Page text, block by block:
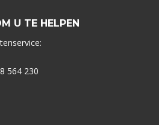
U TE HELPEN
564 230